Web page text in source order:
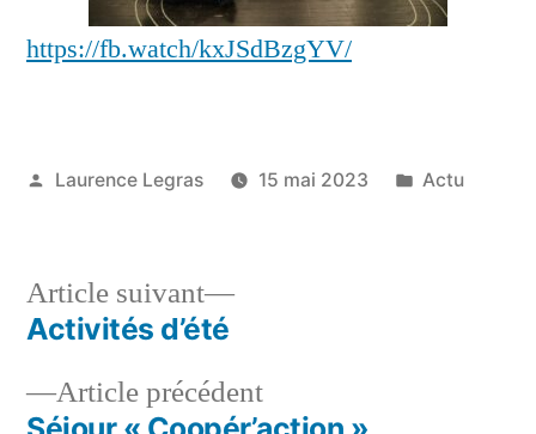
https://fb.watch/kxJSdBzgYV/
Publié
Laurence Legras 15 mai 2023
Publié
Actu
Navigation
deArticle précédentArticle
Article suivant
Article
Activités d’été